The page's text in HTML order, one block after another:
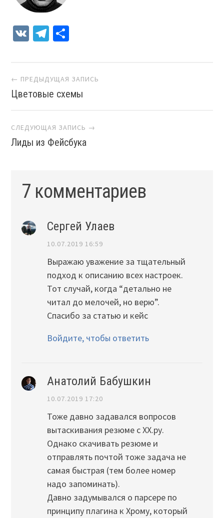
VK Telegram
Навигация
← ПРЕДЫДУЩАЯ ЗАПИСЬ
Цветовые схемы
СЛЕДУЮЩАЯ ЗАПИСЬ →
Лиды из Фейсбука
7 комментариев
Сергей Улаев
10.07.2019 16:59
Выражаю уважение за тщательный
подход к описанию всех настроек.
Тот случай, когда “детально не
читал до мелочей, но верю”.
Спасибо за статью и кейс
Войдите, чтобы ответить
Анатолий Бабушкин
10.07.2019 17:20
Тоже давно задавался вопросов
вытаскивания резюме с ХХ.ру.
Однако скачивать резюме и
отправлять почтой тоже задача не
самая быстрая (тем более номер
надо запоминать).
Давно задумывался о парсере по
принципу плагина к Хрому, который